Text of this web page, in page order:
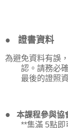
● 證書資料
為避免資料有誤
認。請務必
最後的證照
● 本課程參與協
**集滿 5點即